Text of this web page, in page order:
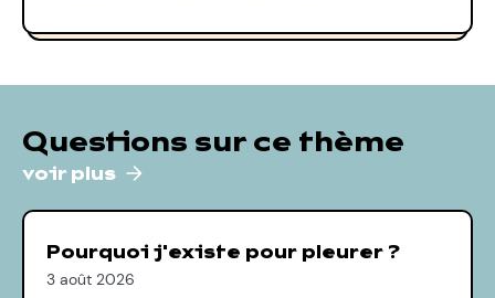
Questions sur ce thème
voir plus
Pourquoi j'existe pour pleurer ?
3 août 2026